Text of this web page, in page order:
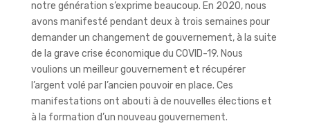
notre génération s’exprime beaucoup. En 2020, nous
avons manifesté pendant deux à trois semaines pour
demander un changement de gouvernement, à la suite
de la grave crise économique du COVID-19. Nous
voulions un meilleur gouvernement et récupérer
l’argent volé par l’ancien pouvoir en place. Ces
manifestations ont abouti à de nouvelles élections et
à la formation d’un nouveau gouvernement.